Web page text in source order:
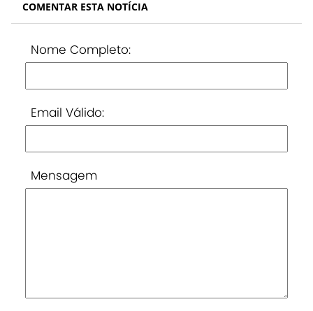
COMENTAR ESTA NOTÍCIA
Nome Completo:
Email Válido:
Mensagem